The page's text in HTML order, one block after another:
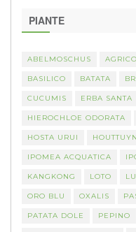
PIANTE
ABELMOSCHUS
BASILICO BATATA
CUCUMIS ERBA SANTA
HIEROCHLOE ODORATA
HOSTA URUI
IPOMEA ACQUATICA
KANGKONG LOTO
ORO BLU OXALIS
PATATA DOLE PEPINO